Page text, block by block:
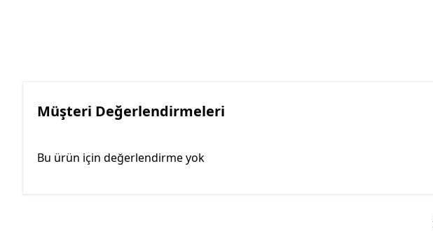
Müşteri Değerlendirmeleri
Bu ürün için değerlendirme yok